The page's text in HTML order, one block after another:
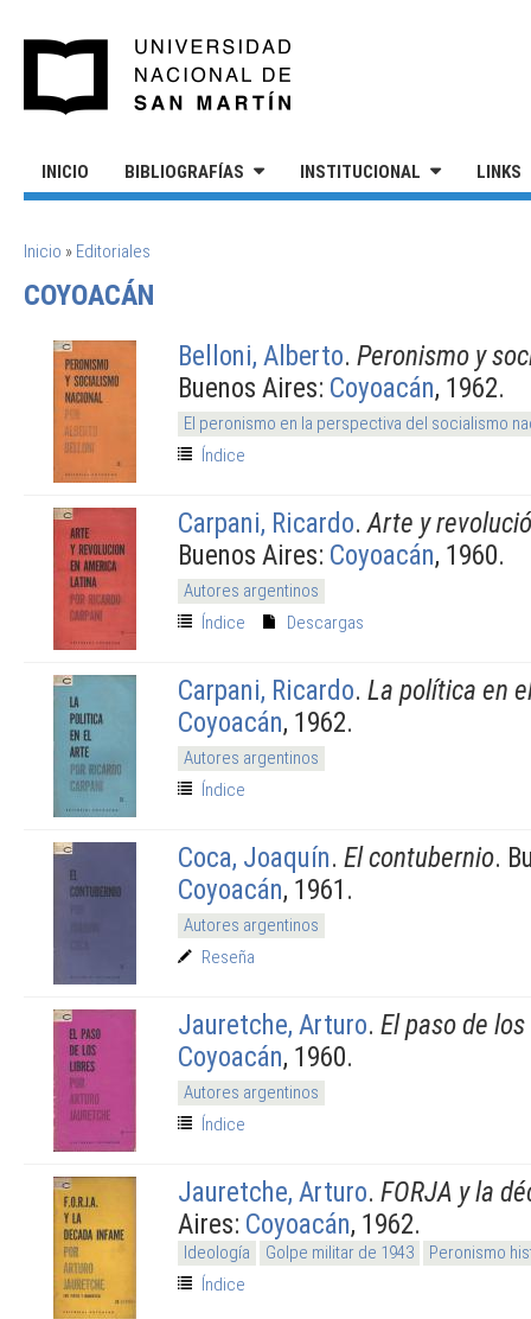
INICIO BIBLIOGRAFÍAS INSTITUCIONAL LINKS
SE ENCUENTRA USTED AQUÍ
Inicio » Editoriales
COYOACÁN
Belloni, Alberto. Peronismo y
Buenos Aires: Coyoacán, 1962.
El peronismo en la perspectiva del socialismo
Índice
Carpani, Ricardo. Arte y
Buenos Aires: Coyoacán, 1960.
Autores argentinos
Índice
Descargas
Carpani, Ricardo. La política en
Coyoacán, 1962.
Autores argentinos
Índice
Coca, Joaquín. El contubernio.
Coyoacán, 1961.
Autores argentinos
Reseña
Jauretche, Arturo. El paso de
Coyoacán, 1960.
Autores argentinos
Índice
Jauretche, Arturo. FORJA y la
Aires: Coyoacán, 1962.
Ideología Golpe militar de 1943
Peronismo
Índice